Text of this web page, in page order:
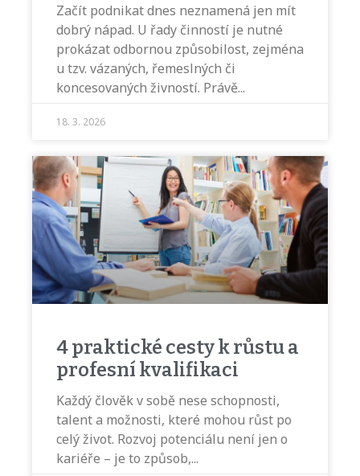
Začít podnikat dnes neznamená jen mít
dobrý nápad. U řady činností je nutné
prokázat odbornou způsobilost, zejména
u tzv. vázaných, řemeslných či
koncesovaných živností. Právě
18. 3. 2026
4 praktické cesty k růstu a
profesní kvalifikaci
Každý člověk v sobě nese schopnosti,
talent a možnosti, které mohou růst po
celý život. Rozvoj potenciálu není jen o
kariéře – je to způsob,